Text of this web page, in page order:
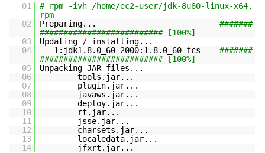
01
# rpm -ivh /home/ec2-user/jdk-8u60-linux-x64.
rpm
02
Preparing... #######
########################## [100%]
03
Updating / installing...
04
1:jdk1.8.0_60-2000:1.8.0_60-fcs #######
########################## [100%]
05
Unpacking JAR files...
06
tools.jar...
07
plugin.jar...
08
javaws.jar...
09
deploy.jar...
10
rt.jar...
11
jsse.jar...
12
charsets.jar...
13
localedata.jar...
14
jfxrt.jar...